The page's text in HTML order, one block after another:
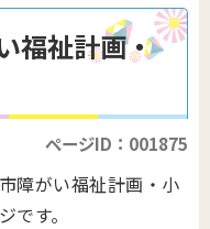
福祉計画・
ページID：001875
障がい福祉計画・小
す。